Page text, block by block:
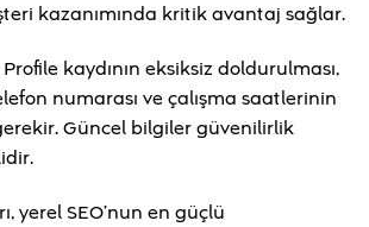
kazanımında kritik avantaj sağlar.
kaydının eksiksiz doldurulması,
numarası ve çalışma saatlerinin
Güncel bilgiler güvenilirlik
yerel SEO’nun en güçlü